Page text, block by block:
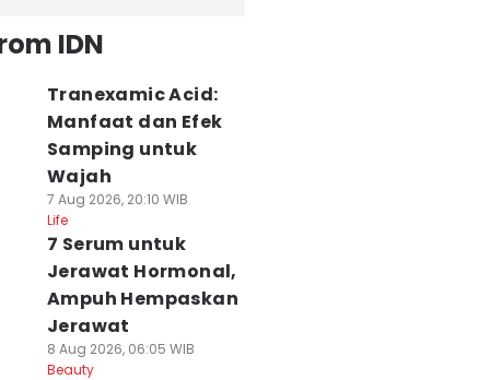
IDN
Tranexamic Acid:
Manfaat dan Efek
Samping untuk
Wajah
7 Aug 2026, 20:10 WIB
Life
7 Serum untuk
Jerawat Hormonal,
Ampuh Hempaskan
Jerawat
8 Aug 2026, 06:05 WIB
Beauty